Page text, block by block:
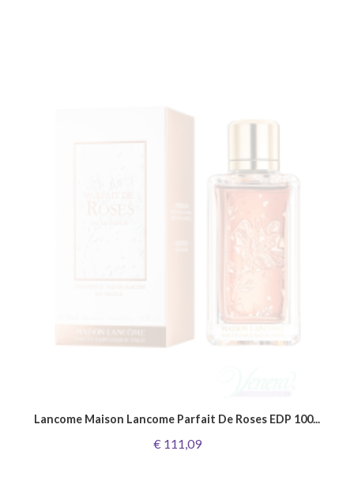
Lancome Maison Lancome Parfait De Roses EDP 100...
€ 111,09